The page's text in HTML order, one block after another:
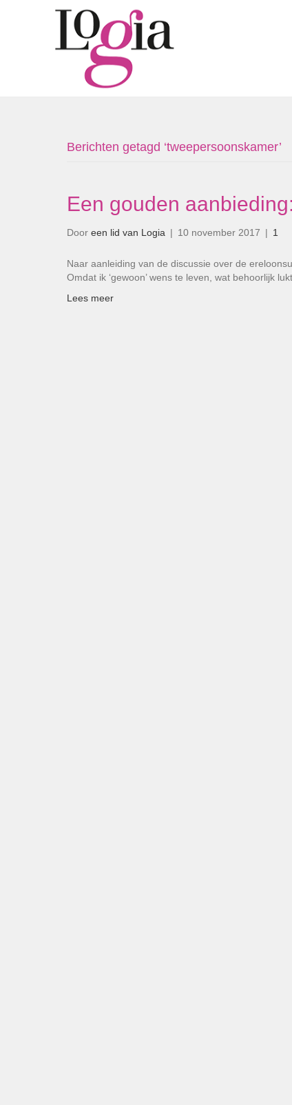
Berichten getagd ‘tweepersoonskamer’
Een gouden
Door een lid van Logia | 10 november 2017 | 1
Naar aanleiding van de discussie over de
Omdat ik ‘gewoon’ wens te leven, wat behoorlijk
Lees meer